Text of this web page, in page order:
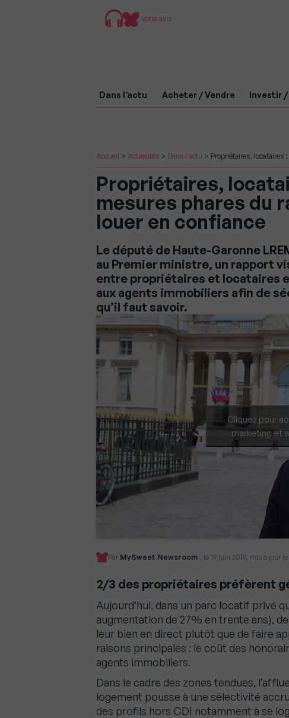
Votre avis
Dans l’actu Acheter / Vendre Investir /
Accueil > Actualités > Dans l'actu > Propriétaires, locataires
Propriétaires,
mesures phares du
louer en confiance
Le député de Haute-Garonne
au Premier ministre, un rapport
entre propriétaires et locataires
aux agents immobiliers afin de
qu’il faut savoir.
Cliquez pour
marketing et
Par MySweet Newsroom , le 19 juin 2019, mis à jour
2/3 des propriétaires préfèrent
Aujourd’hui, dans un parc locatif privé
augmentation de 27% en trente ans),
leur bien en direct plutôt que de faire
raisons principales : le coût des
agents immobiliers.
Dans le cadre des zones tendues,
logement pousse à une sélectivité
des profils hors CDI notamment à se